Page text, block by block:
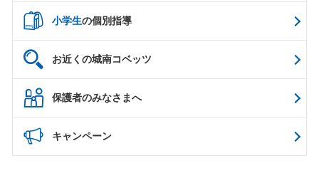
小学生の個別指導
お近くの城南コベッツ
保護者のみなさまへ
キャンペーン